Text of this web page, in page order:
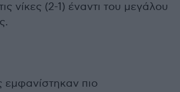
νίκες (2-1) έναντι του μεγάλου
εμφανίστηκαν πιο